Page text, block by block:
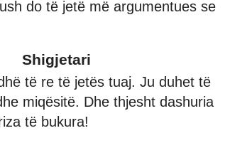
do të jetë më argumentues se
Shigjetari
të re të jetës tuaj. Ju duhet të
miqësitë. Dhe thjesht dashuria
të bukura!